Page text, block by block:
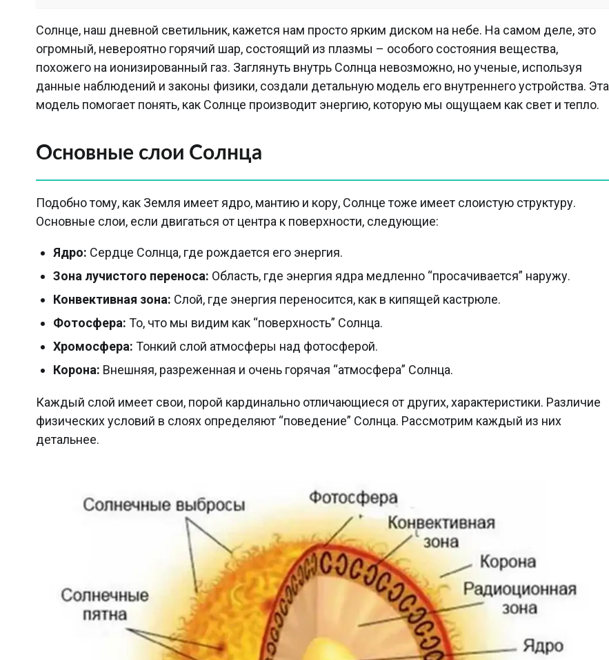
Солнце, наш дневной светильник, кажется нам просто ярким диском на небе. На самом деле, это
огромный, невероятно горячий шар, состоящий из плазмы – особого состояния вещества,
похожего на ионизированный газ. Заглянуть внутрь Солнца невозможно, но ученые, используя
данные наблюдений и законы физики, создали детальную модель его внутреннего устройства. Эта
модель помогает понять, как Солнце производит энергию, которую мы ощущаем как свет и тепло.
Основные слои Солнца
Подобно тому, как Земля имеет ядро, мантию и кору, Солнце тоже имеет слоистую структуру.
Основные слои, если двигаться от центра к поверхности, следующие:
Ядро: Сердце Солнца, где рождается его энергия.
Зона лучистого переноса: Область, где энергия ядра медленно “просачивается” наружу.
Конвективная зона: Слой, где энергия переносится, как в кипящей кастрюле.
Фотосфера: То, что мы видим как “поверхность” Солнца.
Хромосфера: Тонкий слой атмосферы над фотосферой.
Корона: Внешняя, разреженная и очень горячая “атмосфера” Солнца.
Каждый слой имеет свои, порой кардинально отличающиеся от других, характеристики. Различие
физических условий в слоях определяют “поведение” Солнца. Рассмотрим каждый из них
детальнее.